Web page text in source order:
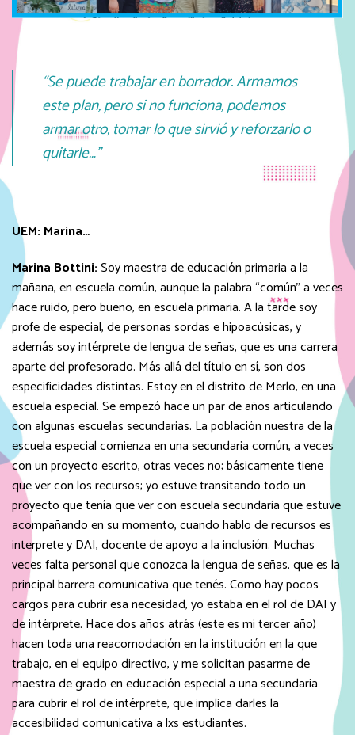
“Se puede trabajar en borrador. Armamos
este plan, pero si no funciona, podemos
armar otro, tomar lo que sirvió y reforzarlo o
quitarle…”
UEM: Marina…
Marina Bottini:Soy maestra de educación primaria a la
mañana, en escuela común, aunque la palabra “común” a veces
hace ruido, pero bueno, en escuela primaria. A la tarde soy
profe de especial, de personas sordas e hipoacúsicas, y
además soy intérprete de lengua de señas, que es una carrera
aparte del profesorado. Más allá del título en sí, son dos
especificidades distintas. Estoy en el distrito de Merlo, en una
escuela especial. Se empezó hace un par de años articulando
con algunas escuelas secundarias. La población nuestra de la
escuela especial comienza en una secundaria común, a veces
con un proyecto escrito, otras veces no; básicamente tiene
que ver con los recursos; yo estuve transitando todo un
proyecto que tenía que ver con escuela secundaria que estuve
acompañando en su momento, cuando hablo de recursos es
interprete y DAI, docente de apoyo a la inclusión. Muchas
veces falta personal que conozca la lengua de señas, que es la
principal barrera comunicativa que tenés. Como hay pocos
cargos para cubrir esa necesidad, yo estaba en el rol de DAI y
de intérprete. Hace dos años atrás (este es mi tercer año)
hacen toda una reacomodación en la institución en la que
trabajo, en el equipo directivo, y me solicitan pasarme de
maestra de grado en educación especial a una secundaria
para cubrir el rol de intérprete, que implica darles la
accesibilidad comunicativa a lxs estudiantes.